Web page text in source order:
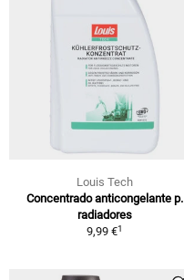
Louis Tech
Concentrado anticongelante p.
radiadores
9,99 €1